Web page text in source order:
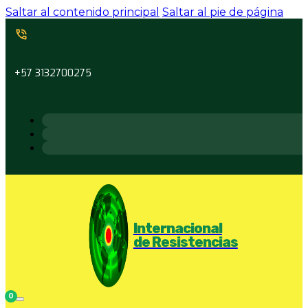
Saltar al contenido principal Saltar al pie de página
+57 3132700275
Internacional
de Resistencias
0